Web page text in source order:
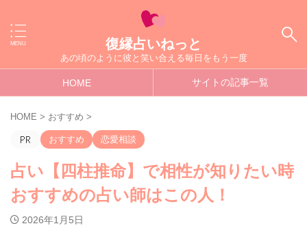
復縁占いねっと
あの頃のように彼と笑い合える毎日をもう一度
HOME サイトの記事一覧
HOME > おすすめ >
おすすめ 恋愛相談
占い【四柱推命】で相性が知りたい時
おすすめの占い師はこの人！
2026年1月5日